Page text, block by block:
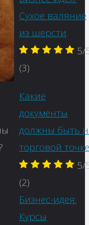
Сухое валяние
из шерсти
5/
(3)
Какие
документы
должны быть
торговой
5/
(2)
Бизнес-идея:
Курсы